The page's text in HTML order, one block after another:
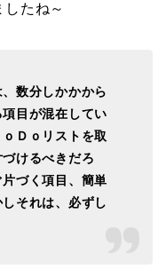
たね～
数分しかかから
目が混在してい
Ｄｏリストを取
けるべきだろ
づく項目、簡単
それは、必ずし